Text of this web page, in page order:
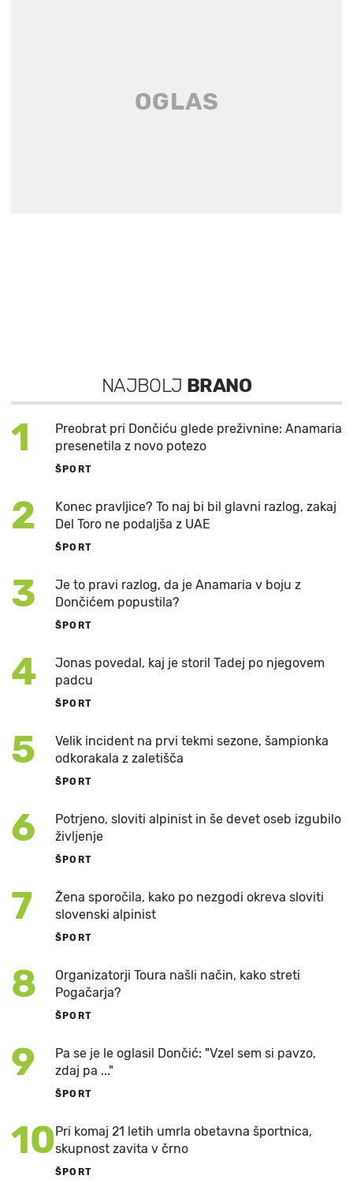
NAJBOLJ BRANO
1
Preobrat pri Dončiću glede preživnine: Anamaria
presenetila z novo potezo
ŠPORT
2
Konec pravljice? To naj bi bil glavni razlog, zakaj
Del Toro ne podaljša z UAE
ŠPORT
3
Je to pravi razlog, da je Anamaria v boju z
Dončićem popustila?
ŠPORT
4
Jonas povedal, kaj je storil Tadej po njegovem
padcu
ŠPORT
5
Velik incident na prvi tekmi sezone, šampionka
odkorakala z zaletišča
ŠPORT
6
Potrjeno, sloviti alpinist in še devet oseb izgubilo
življenje
ŠPORT
7
Žena sporočila, kako po nezgodi okreva sloviti
slovenski alpinist
ŠPORT
8
Organizatorji Toura našli način, kako streti
Pogačarja?
ŠPORT
9
Pa se je le oglasil Dončić: "Vzel sem si pavzo,
zdaj pa ..."
ŠPORT
10Pri komaj 21 letih umrla obetavna športnica,
skupnost zavita v črno
ŠPORT